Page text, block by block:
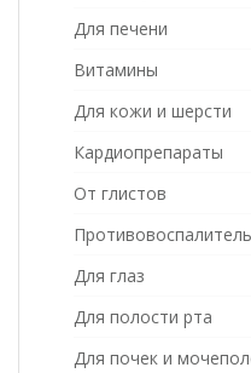
Для печени
Витамины
Для кожи и шерсти
Кардиопрепараты
От глистов
Для глаз
Для полости рта
Для почек и